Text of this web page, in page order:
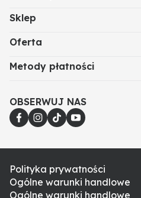
Sklep
Oferta
Metody płatności
OBSERWUJ NAS
Polityka prywatności
Ogólne warunki handlowe
Ogólne warunki handlowe